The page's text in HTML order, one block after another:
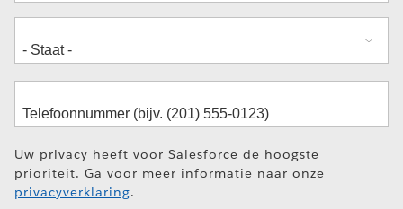
Uw privacy heeft voor Salesforce de hoogste
prioriteit. Ga voor meer informatie naar onze
privacyverklaring.